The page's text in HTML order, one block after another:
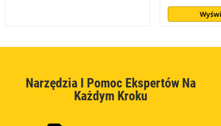
Narzędzia I Pomoc Ekspertów Na
Każdym Kroku